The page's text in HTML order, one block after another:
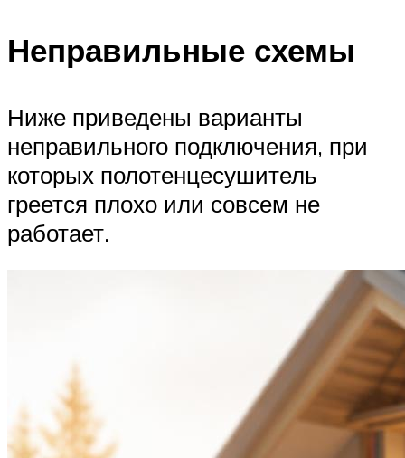
Неправильные схемы
Ниже приведены варианты
неправильного подключения, при
которых полотенцесушитель
греется плохо или совсем не
работает.